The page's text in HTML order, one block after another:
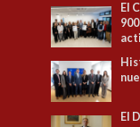
El
El